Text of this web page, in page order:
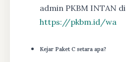
admin PKBM INTAN di
https://pkbm.id/wa
Kejar Paket C setara apa?